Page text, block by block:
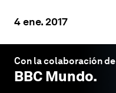
4 ene. 2017
Con la colaboración de
BBC Mundo.